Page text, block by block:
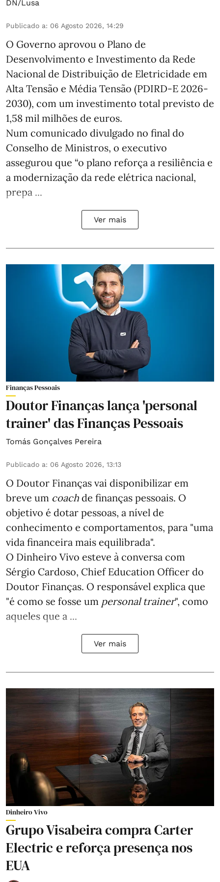
DN/Lusa
Publicado a: 06 Agosto 2026, 14:29
O Governo aprovou o Plano de
Desenvolvimento e Investimento da Rede
Nacional de Distribuição de Eletricidade em
Alta Tensão e Média Tensão (PDIRD-E 2026-
2030), com um investimento total previsto de
1,58 mil milhões de euros.
Num comunicado divulgado no final do
Conselho de Ministros, o executivo
assegurou que “o plano reforça a resiliência e
a modernização da rede elétrica nacional,
prepa ...
Ver mais
Finanças Pessoais
Doutor Finanças lança 'personal
trainer' das Finanças Pessoais
Tomás Gonçalves Pereira
Publicado a: 06 Agosto 2026, 13:13
O Doutor Finanças vai disponibilizar em
breve um coach de finanças pessoais. O
objetivo é dotar pessoas, a nível de
conhecimento e comportamentos, para "uma
vida financeira mais equilibrada".
O Dinheiro Vivo esteve à conversa com
Sérgio Cardoso, Chief Education Officer do
Doutor Finanças. O responsável explica que
"é como se fosse um personal trainer", como
aqueles que a ...
Ver mais
Dinheiro Vivo
Grupo Visabeira compra Carter
Electric e reforça presença nos
EUA